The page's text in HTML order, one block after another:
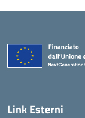
Link Esterni